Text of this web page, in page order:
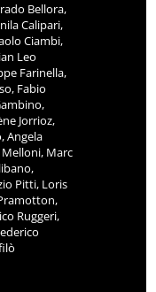
Bellora,
Calipari,
Ciambi,
Leo
Farinella,
Fabio
Jorrioz,
Angela
Marc
Pitti, Loris
Ruggeri,